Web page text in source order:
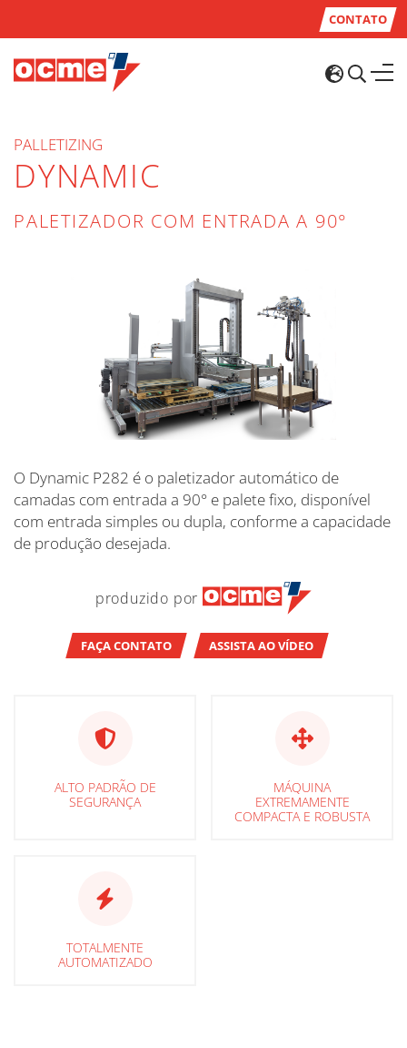
CONTATO
PALLETIZING
DYNAMIC
PALETIZADOR COM ENTRADA A 90°
O Dynamic P282 é o paletizador automático de
camadas com entrada a 90° e palete fixo, disponível
com entrada simples ou dupla, conforme a capacidade
de produção desejada.
produzido por
FAÇA CONTATO ASSISTA AO VÍDEO
ALTO PADRÃO DE
SEGURANÇA
MÁQUINA
EXTREMAMENTE
COMPACTA E ROBUSTA
TOTALMENTE
AUTOMATIZADO